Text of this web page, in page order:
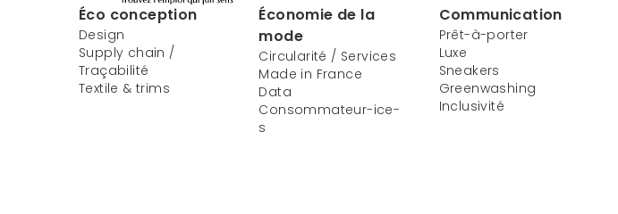
Éco conception
Design
Supply chain /
Traçabilité
Textile & trims
Économie de la
mode
Circularité / Services
Made in France
Data
Consommateur-ice-
s
Communication
Prêt-à-porter
Luxe
Sneakers
Greenwashing
Inclusivité